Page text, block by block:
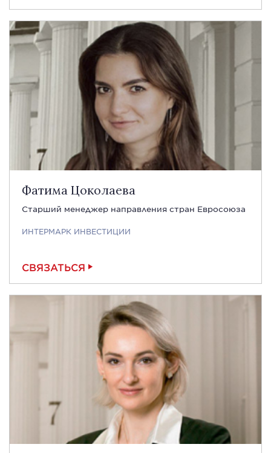
Фатима Цоколаева
Старший менеджер направления стран Евросоюза
ИНТЕРМАРК ИНВЕСТИЦИИ
СВЯЗАТЬСЯ